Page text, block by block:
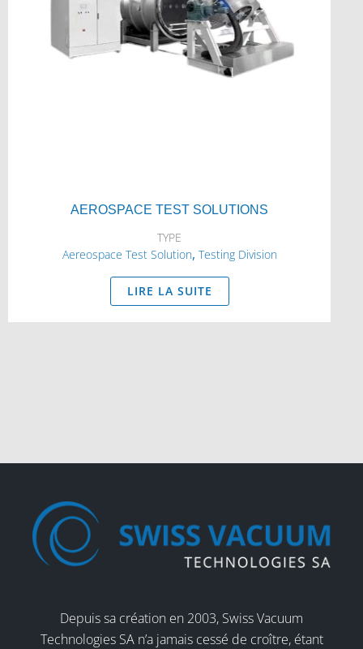
AEROSPACE TEST SOLUTIONS
TYPE
Aereospace Test Solution, Testing Division
LIRE LA SUITE
Depuis sa création en 2003, Swiss Vacuum
Technologies SA n’a jamais cessé de croître, étant